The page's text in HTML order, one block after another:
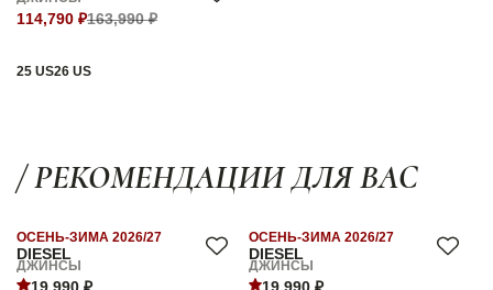
114,790 ₽163,990 ₽
25 US26 US
/ РЕКОМЕНДАЦИИ ДЛЯ ВАС
DIESEL
ОСЕНЬ-ЗИМА 2026/27
ДЖИНСЫ
DIESEL
ОСЕНЬ-ЗИМА 2026/27
ДЖИНСЫ